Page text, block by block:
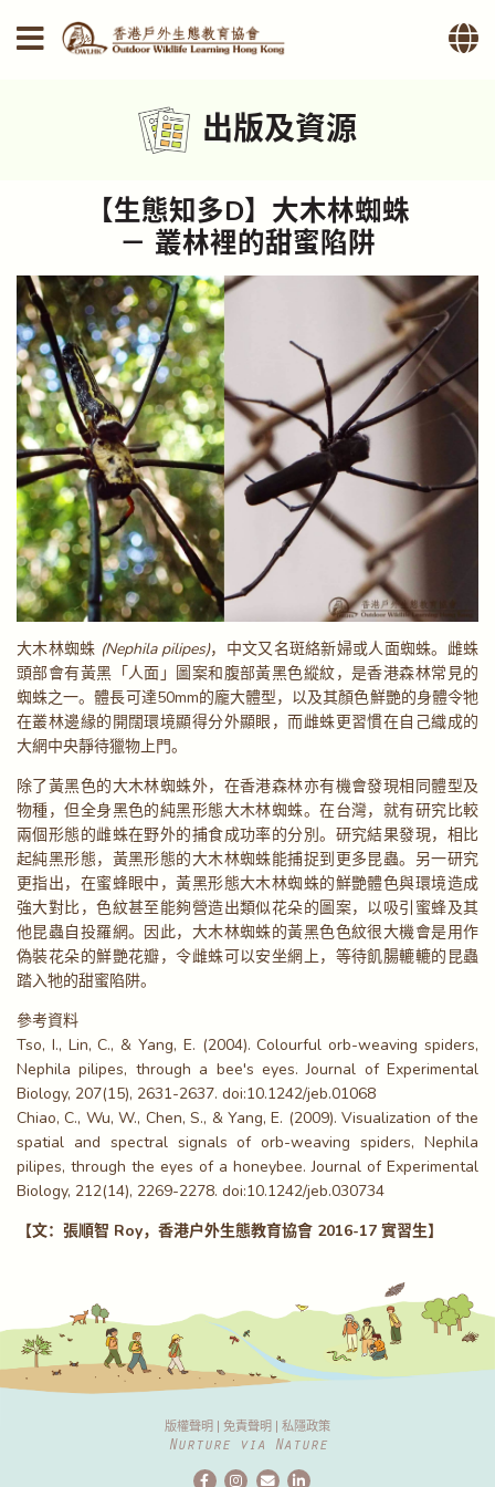
出版及資源
【生態知多D】大木林蜘蛛
－ 叢林裡的甜蜜陷阱
大木林蜘蛛 (Nephila pilipes)，中文又名斑絡新婦或人面蜘蛛。雌蛛
頭部會有黃黑「人面」圖案和腹部黃黑色縱紋，是香港森林常見的
蜘蛛之一。體長可達50mm的龐大體型，以及其顏色鮮艷的身體令牠
在叢林邊緣的開闊環境顯得分外顯眼，而雌蛛更習慣在自己織成的
大網中央靜待獵物上門。
除了黃黑色的大木林蜘蛛外，在香港森林亦有機會發現相同體型及
物種，但全身黑色的純黑形態大木林蜘蛛。在台灣，就有研究比較
兩個形態的雌蛛在野外的捕食成功率的分別。研究結果發現，相比
起純黑形態，黃黑形態的大木林蜘蛛能捕捉到更多昆蟲。另一研究
更指出，在蜜蜂眼中，黃黑形態大木林蜘蛛的鮮艷體色與環境造成
強大對比，色紋甚至能夠營造出類似花朵的圖案，以吸引蜜蜂及其
他昆蟲自投羅網。因此，大木林蜘蛛的黃黑色色紋很大機會是用作
偽裝花朵的鮮艷花瓣，令雌蛛可以安坐網上，等待飢腸轆轆的昆蟲
踏入牠的甜蜜陷阱。
參考資料
Tso, I., Lin, C., & Yang, E. (2004). Colourful orb-weaving spiders,
Nephila pilipes, through a bee's eyes. Journal of Experimental
Biology, 207(15), 2631-2637. doi:10.1242/jeb.01068
Chiao, C., Wu, W., Chen, S., & Yang, E. (2009). Visualization of the
spatial and spectral signals of orb-weaving spiders, Nephila
pilipes, through the eyes of a honeybee. Journal of Experimental
Biology, 212(14), 2269-2278. doi:10.1242/jeb.030734
【文：張順智 Roy，香港戶外生態教育協會 2016-17 實習生】
版權聲明 免責聲明 私隱政策
Nurture via Nature